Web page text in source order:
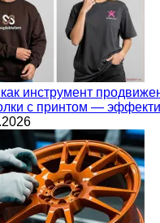
инструмент
с принтом —